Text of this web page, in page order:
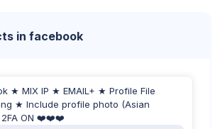
in facebook
★ MIX IP ★ EMAIL+ ★ Profile File
★ Include profile photo (Asian
ON ❤️❤️❤️